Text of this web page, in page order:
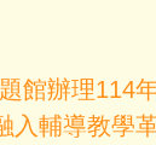
館辦理114
入輔導教學